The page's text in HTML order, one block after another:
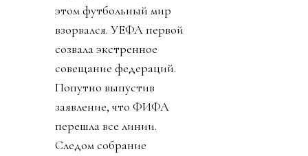
этом футбольный мир
взорвался. УЕФА первой
созвала экстренное
совещание федераций.
Попутно выпустив
заявление, что ФИФА
перешла все линии.
Следом собрание